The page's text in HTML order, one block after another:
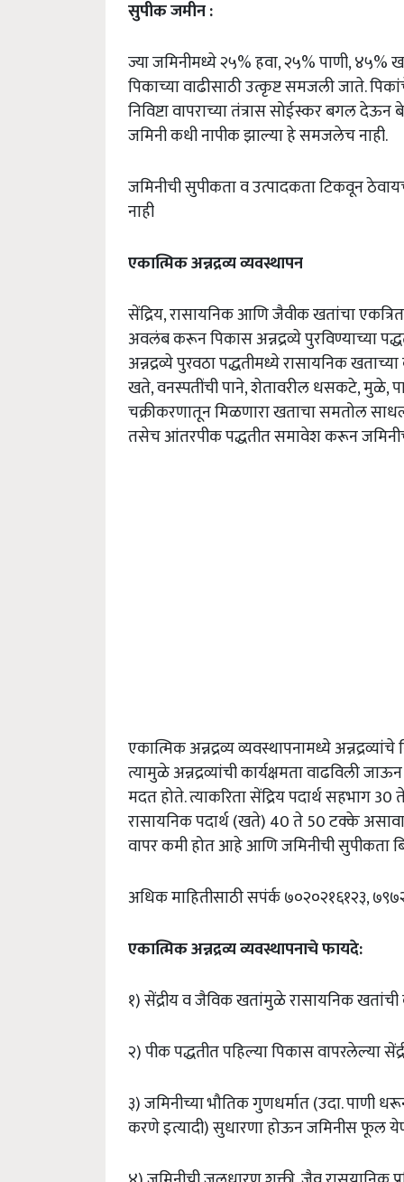
सुपीक जमीन :
ज्या जमिनीमध्ये २५% हवा, २५% पाणी, ४५%
पिकाच्या वाढीसाठी उत्कृष्ट समजली जाते.
निविष्टा वापराच्या तंत्रास सोईस्कर बगल
जमिनी कधी नापीक झाल्या हे समजलेच नाही.
जमिनीची सुपीकता व उत्पादकता टिकवून
नाही
एकात्मिक अन्नद्रव्य व्यवस्थापन
सेंद्रिय, रासायनिक आणि जैवीक खतांचा
अवलंब करून पिकास अन्नद्रव्ये पुरविण्याच्या
अन्नद्रव्ये पुरवठा पद्धतीमध्ये रासायनिक
खते, वनस्पतींची पाने, शेतावरील धसकटे, मुळे,
चक्रीकरणातून मिळणारा खताचा समतोल
तसेच आंतरपीक पद्धतीत समावेश करून
एकात्मिक अन्नद्रव्य व्यवस्थापनामध्ये
त्यामुळे अन्नद्रव्यांची कार्यक्षमता वाढविली
मदत होते. त्याकरिता सेंद्रिय पदार्थ
रासायनिक पदार्थ (खते) 40 ते 50 टक्के
वापर कमी होत आहे आणि जमिनीची सुपीकता
अधिक माहितीसाठी सपंर्क ७०२०२१६१२३,
एकात्मिक अन्नद्रव्य व्यवस्थापनाचे फायदे:
१) सेंद्रीय व जैविक खतांमुळे रासायनिक खतांची
२) पीक पद्धतीत पहिल्या पिकास वापरलेल्या
३) जमिनीच्या भौतिक गुणधर्मात (उदा.
करणे इत्यादी) सुधारणा होऊन जमिनीस फूल